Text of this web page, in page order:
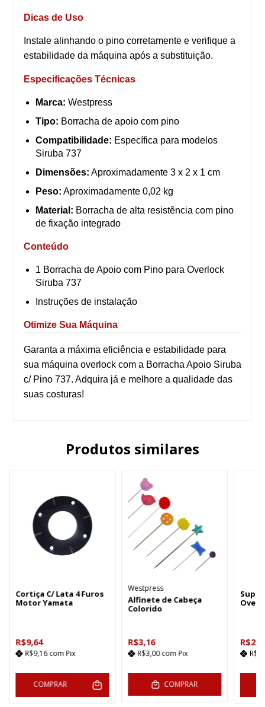
Dicas de Uso
Instale alinhando o pino corretamente e verifique a
estabilidade da máquina após a substituição.
Especificações Técnicas
Marca: Westpress
Tipo: Borracha de apoio com pino
Compatibilidade: Específica para modelos
Siruba 737
Dimensões: Aproximadamente 3 x 2 x 1 cm
Peso: Aproximadamente 0,02 kg
Material: Borracha de alta resistência com pino
de fixação integrado
Conteúdo
1 Borracha de Apoio com Pino para Overlock
Siruba 737
Instruções de instalação
Otimize Sua Máquina
Garanta a máxima eficiência e estabilidade para
sua máquina overlock com a Borracha Apoio Siruba
c/ Pino 737. Adquira já e melhore a qualidade das
suas costuras!
Produtos similares
Cortiça C/ Lata 4 Furos
Motor Yamata
R$9,64
R$9,16com Pix
COMPRAR
Westpress
Alfinete de Cabeça
Colorido
R$3,16
R$3,00com Pix
COMPRAR
Over